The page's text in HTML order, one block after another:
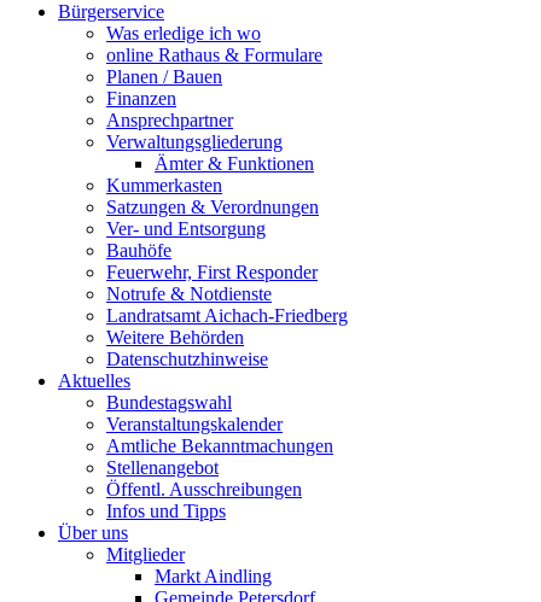
Bürgerservice
Was erledige ich wo
online Rathaus & Formulare
Planen / Bauen
Finanzen
Ansprechpartner
Verwaltungsgliederung
Ämter & Funktionen
Kummerkasten
Satzungen & Verordnungen
Ver- und Entsorgung
Bauhöfe
Feuerwehr, First Responder
Notrufe & Notdienste
Landratsamt Aichach-Friedberg
Weitere Behörden
Datenschutzhinweise
Aktuelles
Bundestagswahl
Veranstaltungskalender
Amtliche Bekanntmachungen
Stellenangebot
Öffentl. Ausschreibungen
Infos und Tipps
Über uns
Mitglieder
Markt Aindling
Gemeinde Petersdorf